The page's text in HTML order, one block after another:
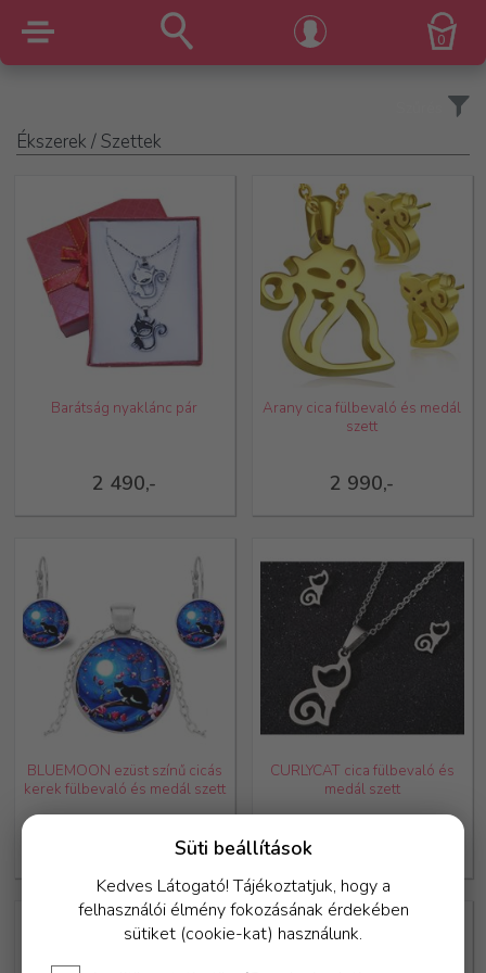
0
Ékszerek / Szettek
2 490,-
Barátság nyaklánc pár
2 990,-
Arany cica fülbevaló és medál
szett
4 490,-
BLUEMOON ezüst színű cicás
kerek fülbevaló és medál szett
CURLYCAT cica fülbevaló és
medál szett
Süti beállítások
Kedves Látogató! Tájékoztatjuk, hogy a
felhasználói élmény fokozásának érdekében
sütiket (cookie-kat) használunk.